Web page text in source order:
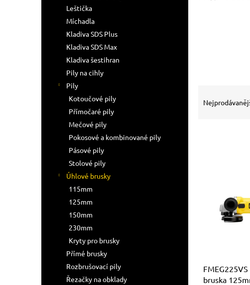
Leštička
Míchadla
Kladiva SDS Plus
Kladiva SDS Max
Kladiva šestihran
Pily na cihly
Pily
Kotoučové pily
Přímočaré pily
Mečové pily
Pokosové a kombinované pily
Pásové pily
Stolové pily
Úhlové brusky
115mm
125mm
150mm
230mm
Kryty pro brusky
Přímé brusky
Rozbrušovací pily
Řezačky na obklady
bruska